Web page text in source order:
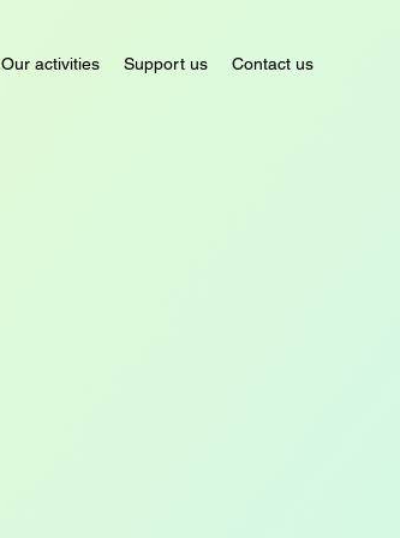
Our activities Support us Contact us